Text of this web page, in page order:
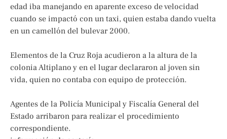
edad iba manejando en aparente exceso de velocidad
cuando se impactó con un taxi, quien estaba dando vuelta
en un camellón del bulevar 2000.
Elementos de la Cruz Roja acudieron a la altura de la
colonia Altiplano y en el lugar declararon al joven sin
vida, quien no contaba con equipo de protección.
Agentes de la Policía Municipal y Fiscalía General del
Estado arribaron para realizar el procedimiento
correspondiente.